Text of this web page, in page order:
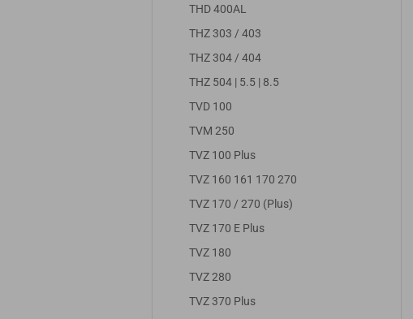
THD 400AL
THZ 303 / 403
THZ 304 / 404
THZ 504 | 5.5 | 8.5
TVD 100
TVM 250
TVZ 100 Plus
TVZ 160 161 170 270
TVZ 170 / 270 (Plus)
TVZ 170 E Plus
TVZ 180
TVZ 280
TVZ 370 Plus